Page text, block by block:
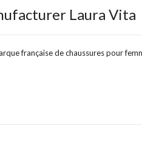
Laura Vita
française de chaussures pour